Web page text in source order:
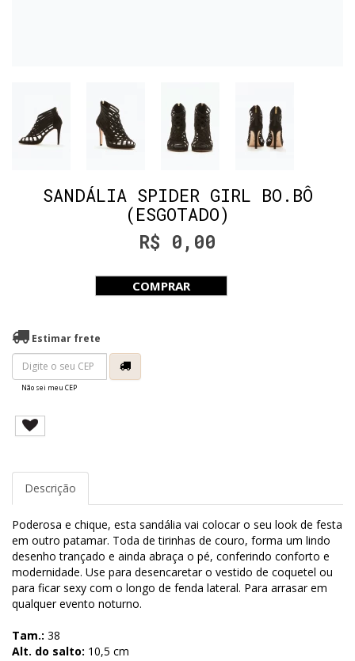
SANDÁLIA SPIDER GIRL BO.BÔ
(ESGOTADO)
R$ 0,00
COMPRAR
Estimar frete
Não sei meu CEP
Descrição
Poderosa e chique, esta sandália vai colocar o seu look de festa
em outro patamar. Toda de tirinhas de couro, forma um lindo
desenho trançado e ainda abraça o pé, conferindo conforto e
modernidade. Use para desencaretar o vestido de coquetel ou
para ficar sexy com o longo de fenda lateral. Para arrasar em
qualquer evento noturno.
Tam.: 38
Alt. do salto: 10,5 cm